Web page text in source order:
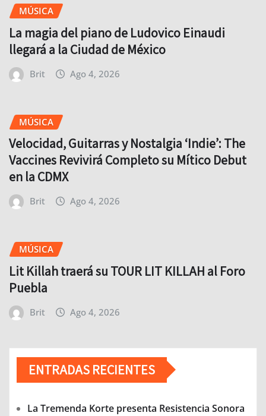
MÚSICA
La magia del piano de Ludovico Einaudi
llegará a la Ciudad de México
Brit Ago 4, 2026
MÚSICA
Velocidad, Guitarras y Nostalgia ‘Indie’: The
Vaccines Revivirá Completo su Mítico Debut
en la CDMX
Brit Ago 4, 2026
MÚSICA
Lit Killah traerá su TOUR LIT KILLAH al Foro
Puebla
Brit Ago 4, 2026
ENTRADAS RECIENTES
La Tremenda Korte presenta Resistencia Sonora